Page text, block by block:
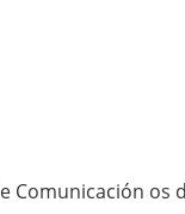
Comunicación os